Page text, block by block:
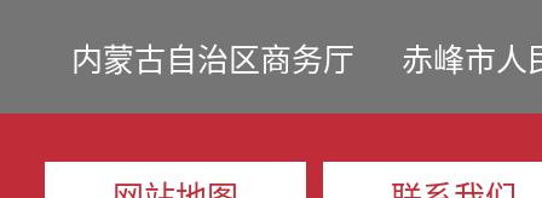
内蒙古自治区商务厅 赤峰市人